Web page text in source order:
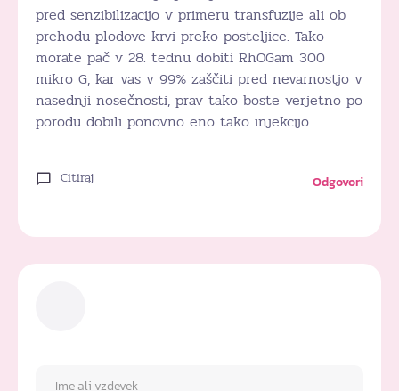
pred senzibilizacijo v primeru transfuzije ali ob
prehodu plodove krvi preko posteljice. Tako
morate pač v 28. tednu dobiti RhOGam 300
mikro G, kar vas v 99% zaščiti pred nevarnostjo v
nasednji nosečnosti, prav tako boste verjetno po
porodu dobili ponovno eno tako injekcijo.
Citiraj Odgovori